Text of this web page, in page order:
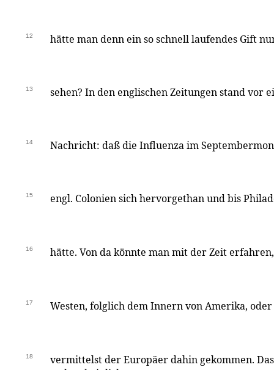
12 hätte man denn ein so schnell laufendes Gift
13 sehen? In den englischen Zeitungen stand vor
14 Nachricht: daß die Influenza im
15 engl. Colonien sich hervorgethan und bis
16 hätte. Von da könnte man mit der Zeit
17 Westen, folglich dem Innern von Amerika,
18
vermittelst der Europäer dahin gekommen.